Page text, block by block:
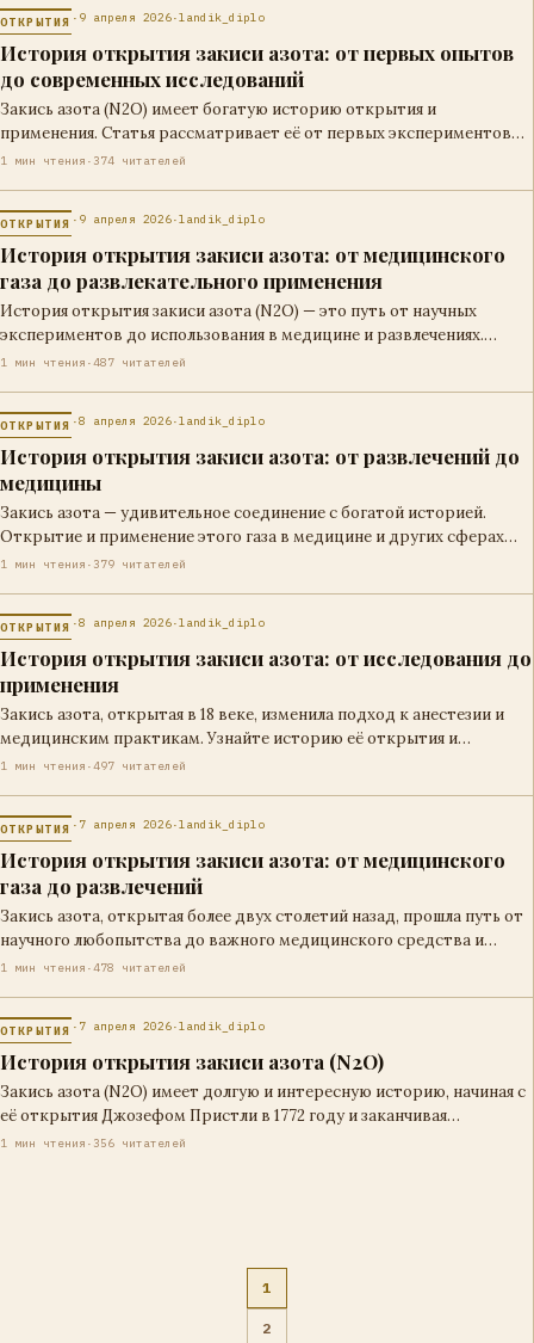
ОТКРЫТИЯ · 9 апреля 2026·landik_diplo
История открытия закиси азота: от первых опытов
до современных исследований
Закись азота (N2O) имеет богатую историю открытия и
применения. Статья рассматривает её от первых экспериментов
до современных исследований в медицине…
1 мин чтения · 374 читателей
ОТКРЫТИЯ · 9 апреля 2026·landik_diplo
История открытия закиси азота: от медицинского
газа до развлекательного применения
История открытия закиси азота (N2O) — это путь от научных
экспериментов до использования в медицине и развлечениях.
Узнайте больше о…
1 мин чтения ·487 читателей
ОТКРЫТИЯ ·8 апреля 2026·landik_diplo
История открытия закиси азота: от развлечений до
медицины
Закись азота — удивительное соединение с богатой историей.
Открытие и применение этого газа в медицине и других сферах
началось более…
1 мин чтения · 379 читателей
ОТКРЫТИЯ ·8 апреля 2026·landik_diplo
История открытия закиси азота: от исследования до
применения
Закись азота, открытая в 18 веке, изменила подход к анестезии и
медицинским практикам. Узнайте историю её открытия и
применения.
1 мин чтения ·497 читателей
ОТКРЫТИЯ · 7 апреля 2026·landik_diplo
История открытия закиси азота: от медицинского
газа до развлечений
Закись азота, открытая более двух столетий назад, прошла путь от
научного любопытства до важного медицинского средства и
элемента развлекательной культуры.…
1 мин чтения ·478 читателей
ОТКРЫТИЯ · 7 апреля 2026·landik_diplo
История открытия закиси азота (N2O)
Закись азота (N2O) имеет долгую и интересную историю, начиная с
её открытия Джозефом Пристли в 1772 году и заканчивая
современными…
1 мин чтения · 356 читателей
1
2